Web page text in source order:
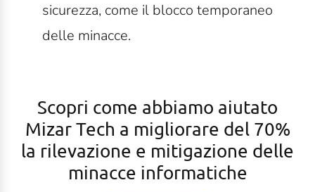
sicurezza, come il blocco temporaneo
delle minacce.
Scopri come abbiamo aiutato
Mizar Tech a migliorare del 70%
la rilevazione e mitigazione delle
minacce informatiche